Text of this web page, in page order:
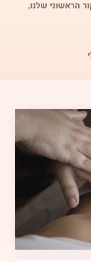
הראשוני שלנו,